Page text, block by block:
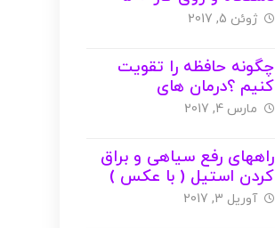
روش دیگر ( با عکس )
ژوئن 5, 2017
چگونه حافظه را تقویت
کنیم ؟درمان های
خانگی+گیاهی+غذایی
مارس 4, 2017
راههای رفع سیاهی و براق
کردن استیل ( با عکس )
آوریل 3, 2017